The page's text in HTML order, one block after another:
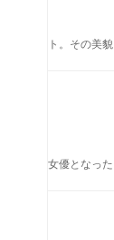
ト。その美
女優となっ